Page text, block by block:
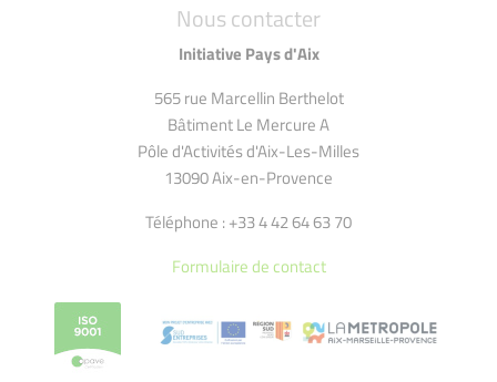
Nous contacter
Initiative Pays d'Aix
565 rue Marcellin Berthelot
Bâtiment Le Mercure A
Pôle d'Activités d'Aix-Les-Milles
13090 Aix-en-Provence
Téléphone : +33 4 42 64 63 70
Formulaire de contact